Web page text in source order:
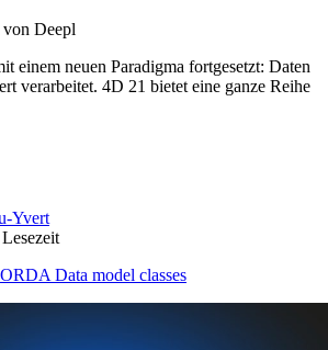
von Deepl
einem neuen Paradigma fortgesetzt: Daten
verarbeitet. 4D 21 bietet eine ganze Reihe
Yvert
ORDA Data model classes